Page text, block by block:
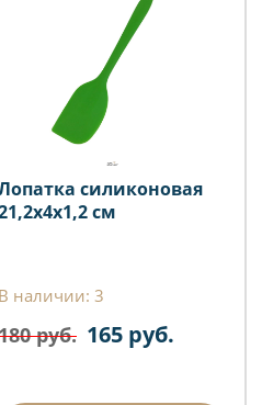
силиконовая
см
наличии: 3
руб. 165 руб.